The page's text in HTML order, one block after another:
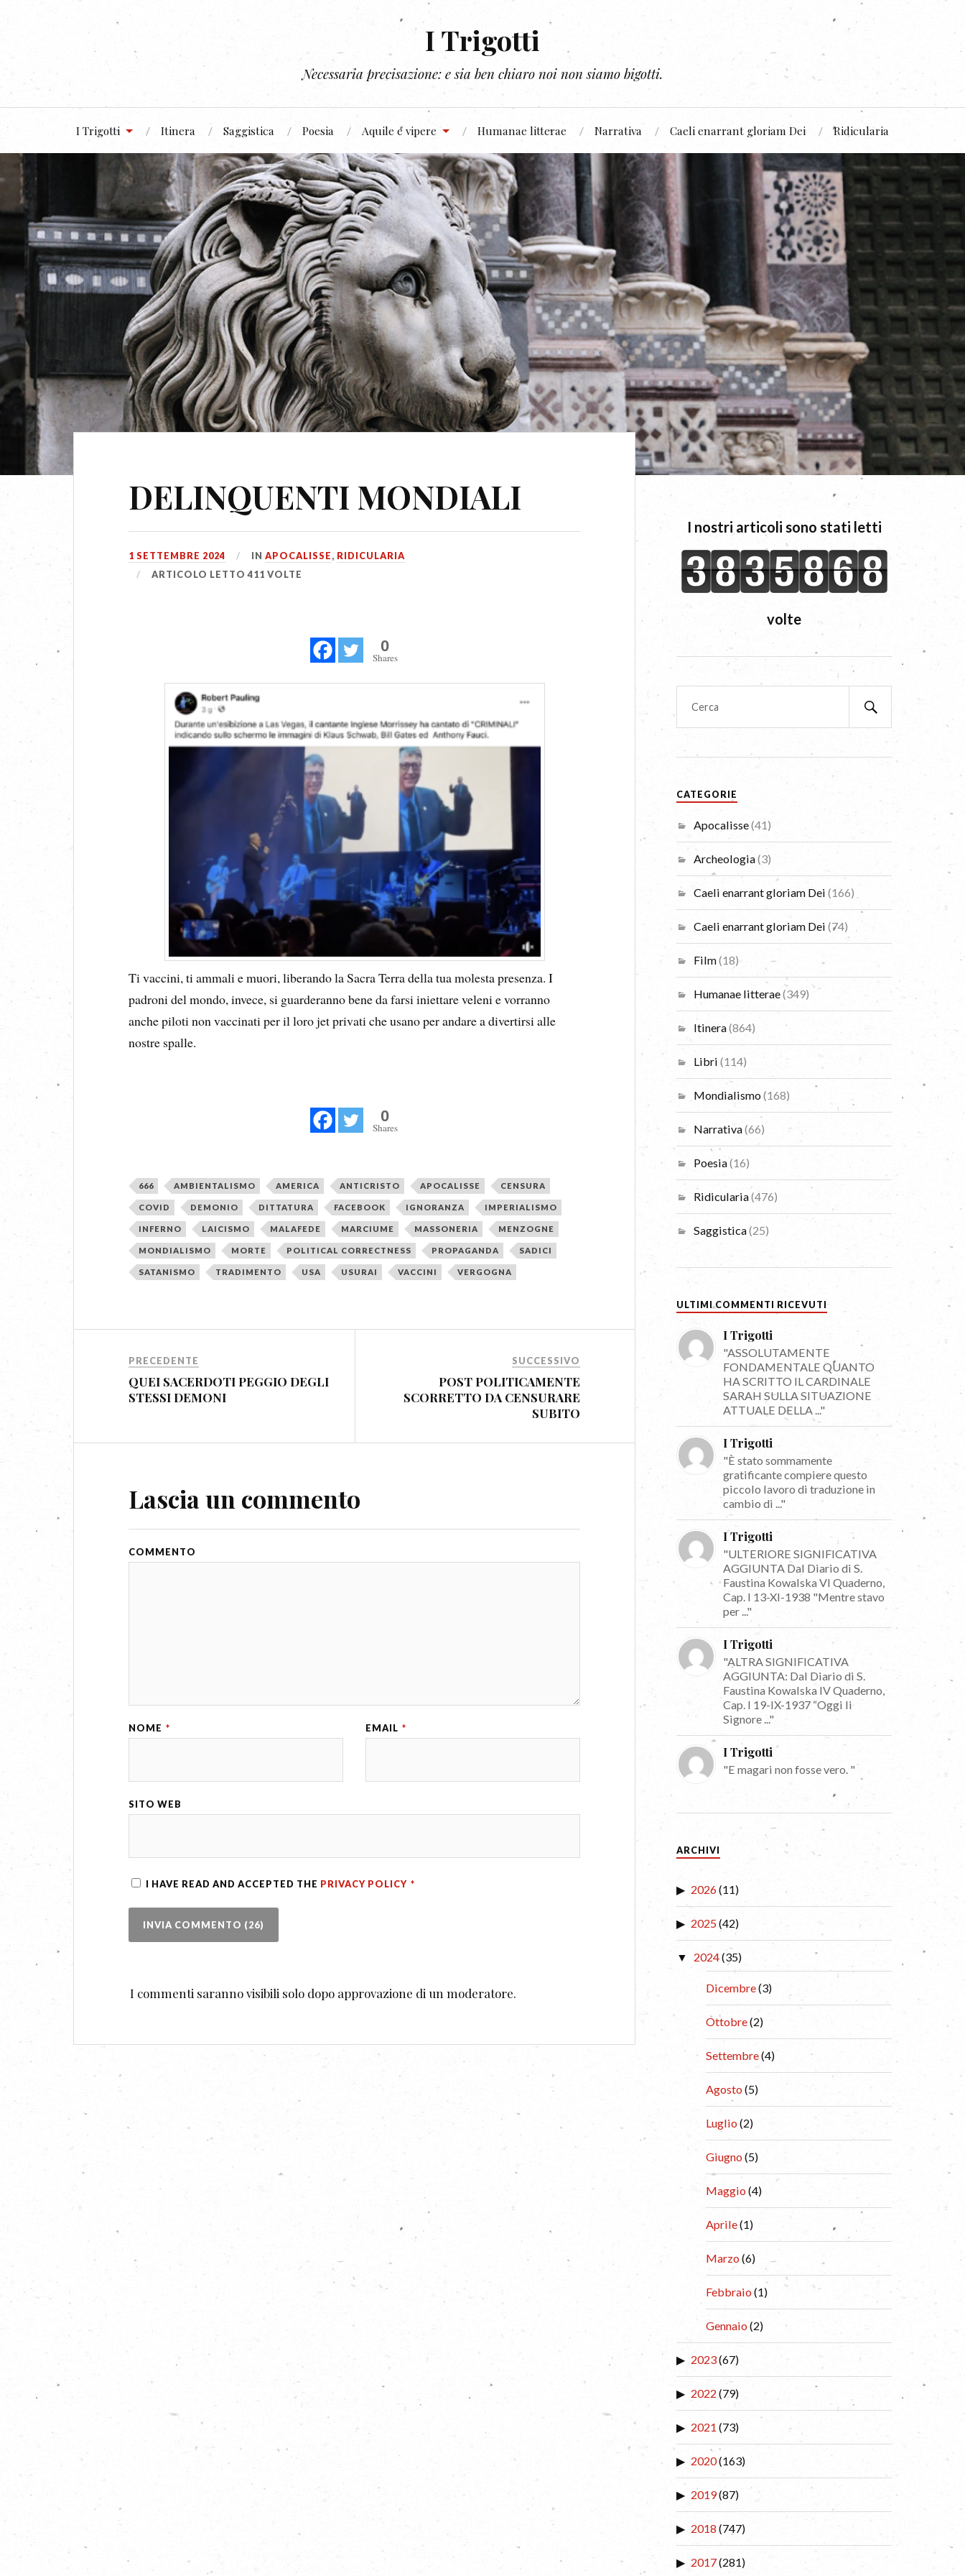
I Trigotti
Necessaria precisazione: e sia ben chiaro noi non siamo bigotti.
I Trigotti Itinera Saggistica Poesia Aquile e vipere Humanae litterae Narrativa Caeli enarrant gloriam Dei Ridicularia
DELINQUENTI MONDIALI
1 SETTEMBRE 2024 INAPOCALISSE, RIDICULARIA
ARTICOLO LETTO 411 VOLTE
0
Shares
Ti vaccini, ti ammali e muori, liberando la Sacra Terra della tua molesta presenza. I
padroni del mondo, invece, si guarderanno bene da farsi iniettare veleni e vorranno
anche piloti non vaccinati per il loro jet privati che usano per andare a divertirsi alle
nostre spalle.
0
Shares
666 AMBIENTALISMO AMERICA ANTICRISTO APOCALISSE CENSURA
COVID DEMONIO DITTATURA FACEBOOK IGNORANZA IMPERIALISMO
INFERNO LAICISMO MALAFEDE MARCIUME MASSONERIA MENZOGNE
MONDIALISMO MORTE POLITICAL CORRECTNESS PROPAGANDA SADICI
SATANISMO TRADIMENTO USA USURAI VACCINI VERGOGNA
PRECEDENTE
QUEI SACERDOTI PEGGIO DEGLI
STESSI DEMONI
SUCCESSIVO
POST POLITICAMENTE
SCORRETTO DA CENSURARE
SUBITO
Lascia un commento
COMMENTO
NOME * EMAIL *
SITO WEB
I HAVE READ AND ACCEPTED THE PRIVACY POLICY *
I commenti saranno visibili solo dopo approvazione di un moderatore.
I nostri articoli sono stati letti
volte
CATEGORIE
Apocalisse(41)
Archeologia(3)
Caeli enarrant gloriam Dei (166)
Caeli enarrant gloriam Dei (74)
Film(18)
Humanae litterae(349)
Itinera(864)
Libri (114)
Mondialismo(168)
Narrativa(66)
Poesia(16)
Ridicularia(476)
Saggistica(25)
ULTIMI COMMENTI RICEVUTI
I Trigotti
"ASSOLUTAMENTE
FONDAMENTALE QUANTO
HA SCRITTO IL CARDINALE
SARAH SULLA SITUAZIONE
ATTUALE DELLA ..."
I Trigotti
"È stato sommamente
gratificante compiere questo
piccolo lavoro di traduzione in
cambio di ..."
I Trigotti
"ULTERIORE SIGNIFICATIVA
AGGIUNTA Dal Diario di S.
Faustina Kowalska VI Quaderno,
Cap. I 13-XI-1938 "Mentre stavo
per ..."
I Trigotti
"ALTRA SIGNIFICATIVA
AGGIUNTA: Dal Diario di S.
Faustina Kowalska IV Quaderno,
Cap. I 19-IX-1937 “Oggi li
Signore ..."
I Trigotti
"E magari non fosse vero. "
ARCHIVI
2026(11)
2025(42)
2024(35)
Dicembre(3)
Ottobre(2)
Settembre(4)
Agosto(5)
Luglio (2)
Giugno(5)
Maggio (4)
Aprile(1)
Marzo(6)
Febbraio(1)
Gennaio(2)
2023(67)
2022 (79)
2021 (73)
2020(163)
2019(87)
2018 (747)
2017(281)